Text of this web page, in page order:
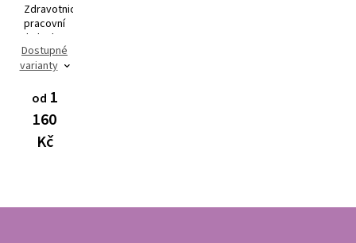
Zdravotnická
pracovní
halenka
AVA Flex
3101
Dostupné
varianty
od 1
160
Kč